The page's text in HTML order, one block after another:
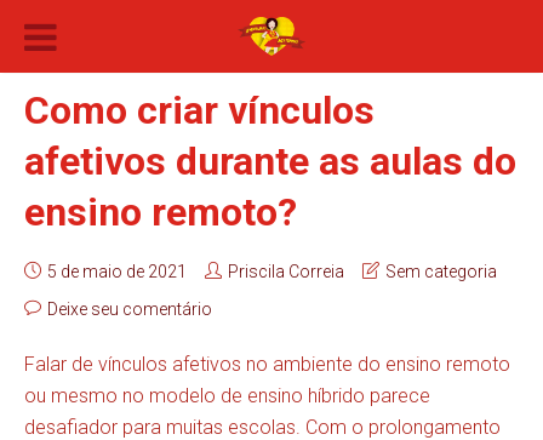
Como criar vínculos
afetivos durante as aulas do
ensino remoto?
5 de maio de 2021 Priscila Correia
Sem categoria
Deixe seu comentário
Falar de vínculos afetivos no ambiente do ensino remoto
ou mesmo no modelo de ensino híbrido parece
desafiador para muitas escolas. Com o prolongamento